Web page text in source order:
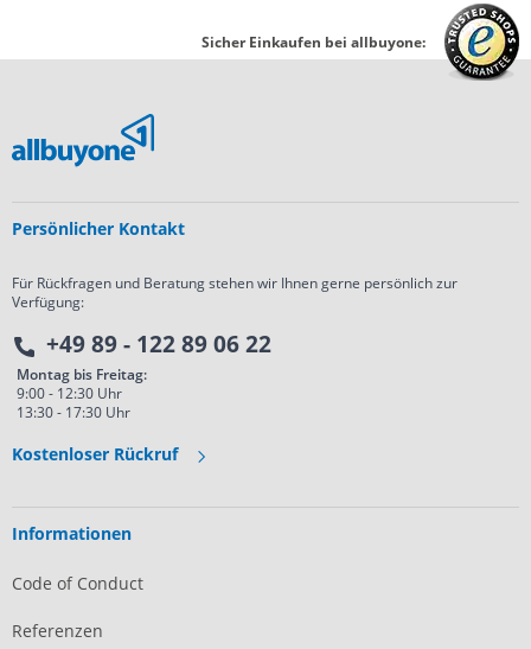
Sicher Einkaufen bei allbuyone:
Persönlicher Kontakt
Für Rückfragen und Beratung stehen wir Ihnen gerne persönlich zur
Verfügung:
+49 89 - 122 89 06 22
Montag bis Freitag:
9:00 - 12:30 Uhr
13:30 - 17:30 Uhr
Kostenloser Rückruf
Informationen
Code of Conduct
Referenzen